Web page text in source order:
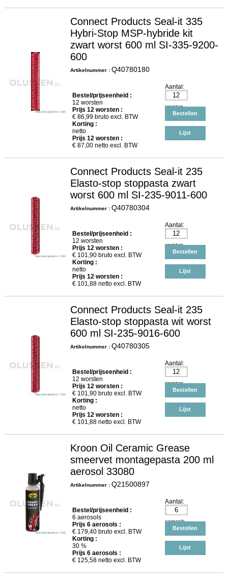
Connect Products Seal-it 335
Hybri-Stop MSP-hybride kit
zwart worst 600 ml SI-335-9200-
600
Artikelnummer : Q40780180
Bestel/prijseenheid :
12 worsten
Prijs 12worsten :
€ 86,99bruto excl. BTW
Korting :
netto
Prijs 12worsten :
€ 87,00netto excl. BTW
Aantal:
worsten
Bestellen
Lijst
Connect Products Seal-it 235
Elasto-stop stoppasta zwart
worst 600 ml SI-235-9011-600
Artikelnummer : Q40780304
Bestel/prijseenheid :
12 worsten
Prijs 12worsten :
€ 101,90bruto excl. BTW
Korting :
netto
Prijs 12worsten :
€ 101,88netto excl. BTW
Aantal:
worsten
Bestellen
Lijst
Connect Products Seal-it 235
Elasto-stop stoppasta wit worst
600 ml SI-235-9016-600
Artikelnummer : Q40780305
Bestel/prijseenheid :
12 worsten
Prijs 12worsten :
€ 101,90bruto excl. BTW
Korting :
netto
Prijs 12worsten :
€ 101,88netto excl. BTW
Aantal:
worsten
Bestellen
Lijst
Kroon Oil Ceramic Grease
smeervet montagepasta 200 ml
aerosol 33080
Artikelnummer : Q21500897
Bestel/prijseenheid :
6 aerosols
Prijs 6aerosols :
€ 179,40bruto excl. BTW
Korting :
30 %
Prijs 6aerosols :
€ 125,58netto excl. BTW
Aantal:
aerosols
Bestellen
Lijst